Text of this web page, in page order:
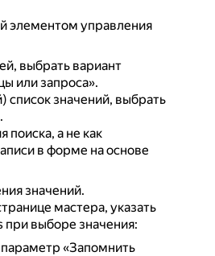
элементом управления
выбрать вариант
или запроса».
значений, выбрать
поиска, а не как
в форме на основе
значений.
мастера, указать
выборе значения:
«Запомнить